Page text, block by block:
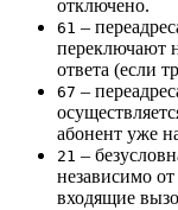
отключено.
61 –
переключают
ответа (если
67 –
абонент уже
21 –
независимо
входящие